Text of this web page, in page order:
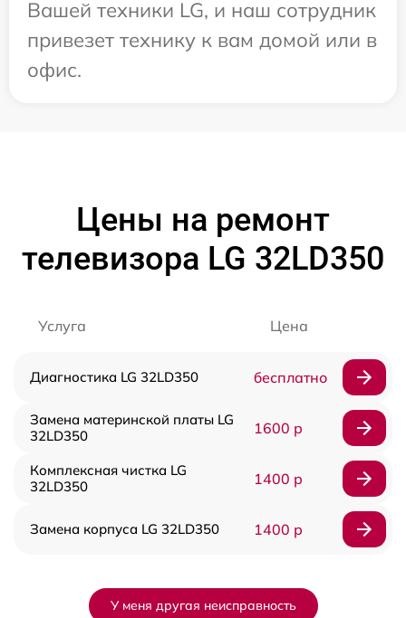
Вашей техники LG, и наш сотрудник
привезет технику к вам домой или в
офис.
Цены на ремонт
телевизора LG 32LD350
Услуга Цена
Диагностика LG 32LD350 бесплатно
Замена материнской платы LG
32LD350
1600 р
Комплексная чистка LG
32LD350
1400 р
Замена корпуса LG 32LD350 1400 р
У меня другая неисправность